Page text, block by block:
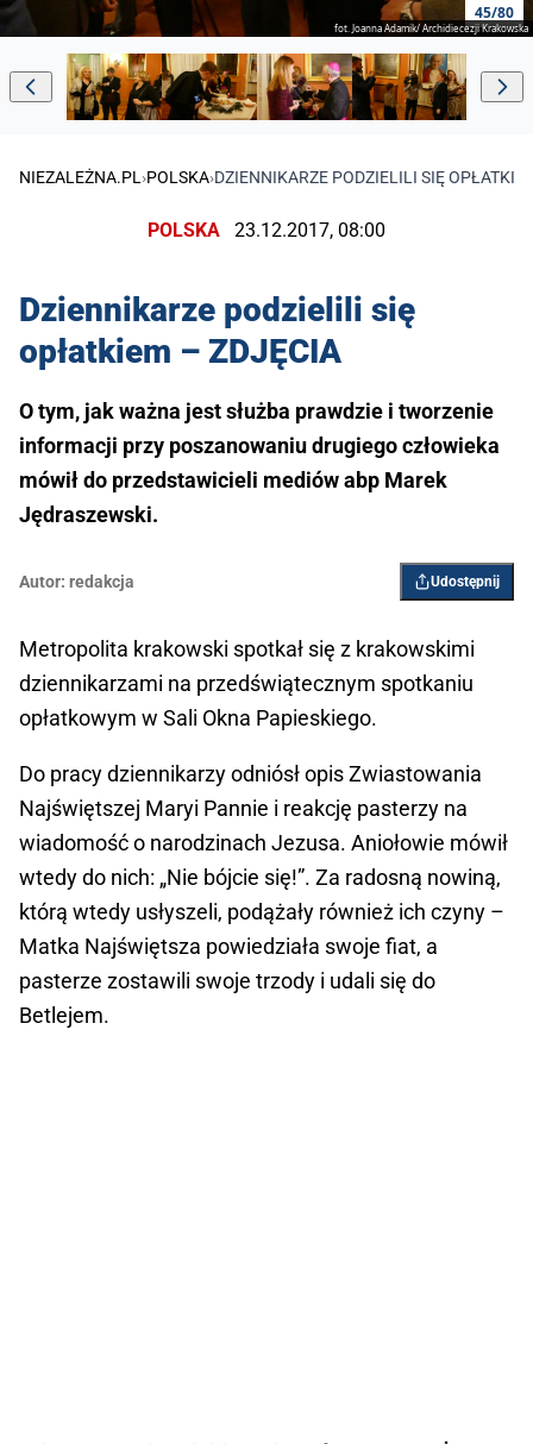
45/80
fot. Joanna Adamik/ Archidiecezji Krakowska
NIEZALEŻNA.PL ›POLSKA›DZIENNIKARZE PODZIELILI SIĘ
POLSKA 23.12.2017, 08:00
Dziennikarze podzielili się
opłatkiem – ZDJĘCIA
O tym, jak ważna jest służba prawdzie i tworzenie
informacji przy poszanowaniu drugiego człowieka
mówił do przedstawicieli mediów abp Marek
Jędraszewski.
Autor: redakcja Udostępnij
Metropolita krakowski spotkał się z krakowskimi
dziennikarzami na przedświątecznym spotkaniu
opłatkowym w Sali Okna Papieskiego.
Do pracy dziennikarzy odniósł opis Zwiastowania
Najświętszej Maryi Pannie i reakcję pasterzy na
wiadomość o narodzinach Jezusa. Aniołowie mówił
wtedy do nich: „Nie bójcie się!”. Za radosną nowiną,
którą wtedy usłyszeli, podążały również ich czyny –
Matka Najświętsza powiedziała swoje fiat, a
pasterze zostawili swoje trzody i udali się do
Betlejem.